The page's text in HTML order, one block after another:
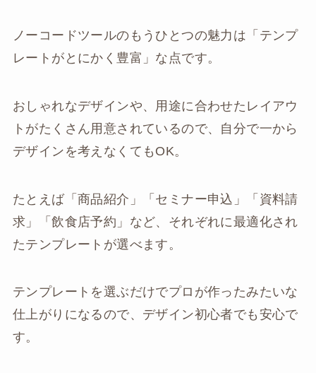
ノーコードツールのもうひとつの魅力は「テンプ
レートがとにかく豊富」な点です。
おしゃれなデザインや、用途に合わせたレイアウ
トがたくさん用意されているので、自分で一から
デザインを考えなくてもOK。
たとえば「商品紹介」「セミナー申込」「資料請
求」「飲食店予約」など、それぞれに最適化され
たテンプレートが選べます。
テンプレートを選ぶだけでプロが作ったみたいな
仕上がりになるので、デザイン初心者でも安心で
す。